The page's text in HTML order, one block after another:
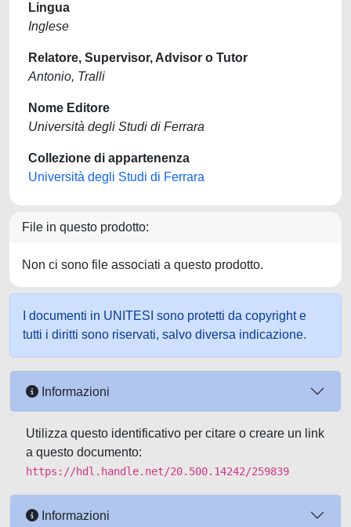
Lingua
Inglese
Relatore, Supervisor, Advisor o Tutor
Antonio, Tralli
Nome Editore
Università degli Studi di Ferrara
Collezione di appartenenza
Università degli Studi di Ferrara
File in questo prodotto:
Non ci sono file associati a questo prodotto.
I documenti in UNITESI sono protetti da copyright e
tutti i diritti sono riservati, salvo diversa indicazione.
Informazioni
Utilizza questo identificativo per citare o creare un link
a questo documento:
https://hdl.handle.net/20.500.14242/259839
Informazioni